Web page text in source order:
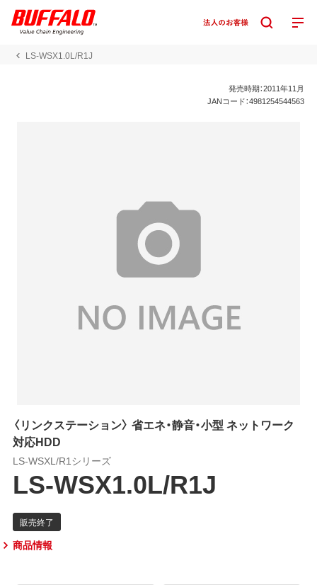
LS-WSX1.0L/R1J
発売時期：2011年11月
JANコード：4981254544563
〈リンクステーション〉 省エネ・静音・小型 ネットワーク
対応HDD
LS-WSXL/R1シリーズ
LS-WSX1.0L/R1J
商品情報